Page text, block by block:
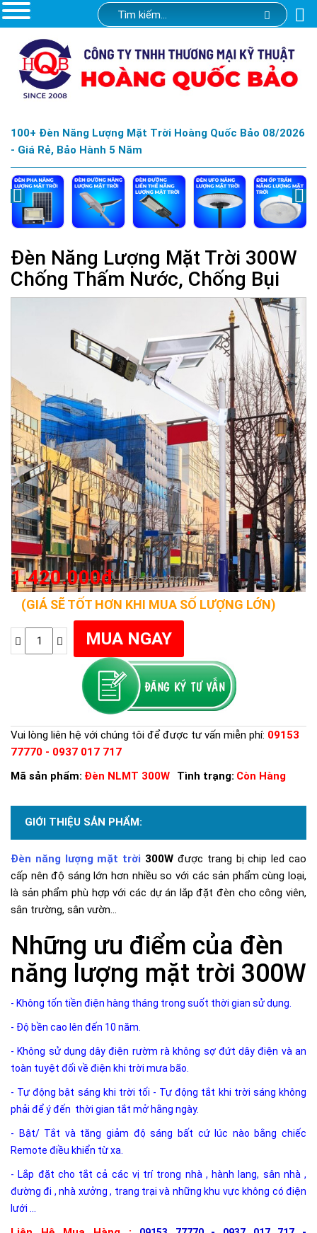
100+ Đèn Năng Lượng Mặt Trời Hoàng Quốc Bảo 08/2026
- Giá Rẻ, Bảo Hành 5 Năm
Đèn Năng Lượng Mặt Trời 300W
Chống Thấm Nước, Chống Bụi
1.420.000đ 2.100.000đ
(GIÁ SẼ TỐT HƠN KHI MUA SỐ LƯỢNG LỚN)
Vui lòng liên hệ với chúng tôi để được tư vấn miễn phí: 09153
77770 - 0937 017 717
Mã sản phẩm: Đèn NLMT 300W Tình trạng: Còn Hàng
GIỚI THIỆU SẢN PHẨM:
Đèn năng lượng mặt trời 300W được trang bị chip led cao
cấp nên độ sáng lớn hơn nhiều so với các sản phẩm cùng loại,
là sản phẩm phù hợp với các dự án lắp đặt đèn cho công viên,
sân trường, sân vườn...
Những ưu điểm của đèn
năng lượng mặt trời 300W
- Không tốn tiền điện hàng tháng trong suốt thời gian sử dụng.
- Độ bền cao lên đến 10 năm.
- Không sử dụng dây điện rườm rà không sợ đứt dây điện và an
toàn tuyệt đối về điện khi trời mưa bão.
- Tự động bật sáng khi trời tối - Tự động tắt khi trời sáng không
phải để ý đến thời gian tắt mở hằng ngày.
- Bật/ Tắt và tăng giảm độ sáng bất cứ lúc nào bằng chiếc
Remote điều khiển từ xa.
- Lắp đặt cho tắt cả các vị trí trong nhà , hành lang, sân nhà ,
đường đi , nhà xưởng , trang trại và những khu vực không có điện
lưới ...